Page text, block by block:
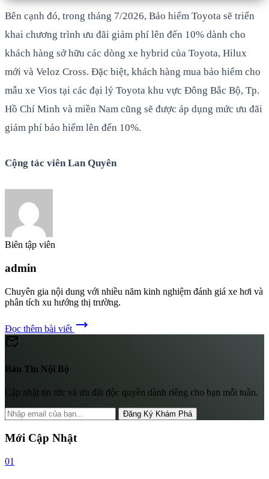
Bên cạnh đó, trong tháng 7/2026, Bảo hiểm Toyota sẽ triển
khai chương trình ưu đãi giảm phí lên đến 10% dành cho
khách hàng sở hữu các dòng xe hybrid của Toyota, Hilux
mới và Veloz Cross. Đặc biệt, khách hàng mua bảo hiểm cho
mẫu xe Vios tại các đại lý Toyota khu vực Đông Bắc Bộ, Tp.
Hồ Chí Minh và miền Nam cũng sẽ được áp dụng mức ưu đãi
giảm phí bảo hiểm lên đến 10%.
Cộng tác viên Lan Quyên
Biên tập viên
admin
Chuyên gia nội dung với nhiều năm kinh nghiệm đánh giá xe hơi và
phân tích xu hướng thị trường.
Đọc thêm bài viết trending_flat
mark_email_read
Bản Tin Nội Bộ
Cập nhật tin tức và ưu đãi độc quyền dành riêng cho bạn mỗi tuần.
Đăng Ký Khám Phá
Mới Cập Nhật
01